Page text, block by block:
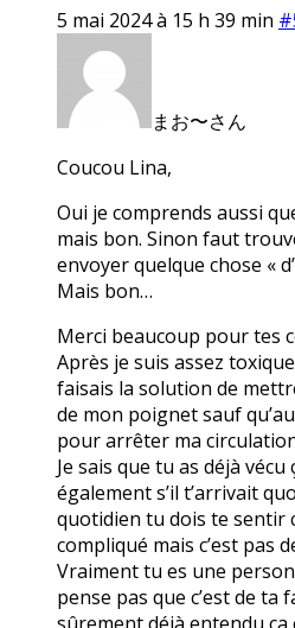
5 mai 2024 à 15 h 39 min
まお〜さん
Coucou Lina,
Oui je comprends aussi
mais bon. Sinon faut
envoyer quelque chose «
Mais bon…
Merci beaucoup pour tes
Après je suis assez
faisais la solution de
de mon poignet sauf
pour arrêter ma
Je sais que tu as déjà vécu
également s’il t’arrivait
quotidien tu dois te sentir
compliqué mais c’est pas
Vraiment tu es une
pense pas que c’est de ta